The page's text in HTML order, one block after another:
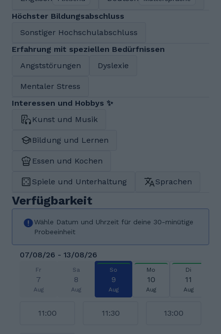
Höchster Bildungsabschluss
Sonstiger Hochschulabschluss
Erfahrung mit speziellen Bedürfnissen
Angststörungen
Dyslexie
Mentaler Stress
Interessen und Hobbys ✨
Kunst und Musik
Bildung und Lernen
Essen und Kochen
Spiele und Unterhaltung Sprachen
Verfügbarkeit
Wähle Datum und Uhrzeit für deine 30-minütige
Probeeinheit
07/08/26 - 13/08/26
Fr
7
Aug
Sa
8
Aug
So
9
Aug
Mo
10
Aug
Di
11
Aug
11:00 11:30 13:00